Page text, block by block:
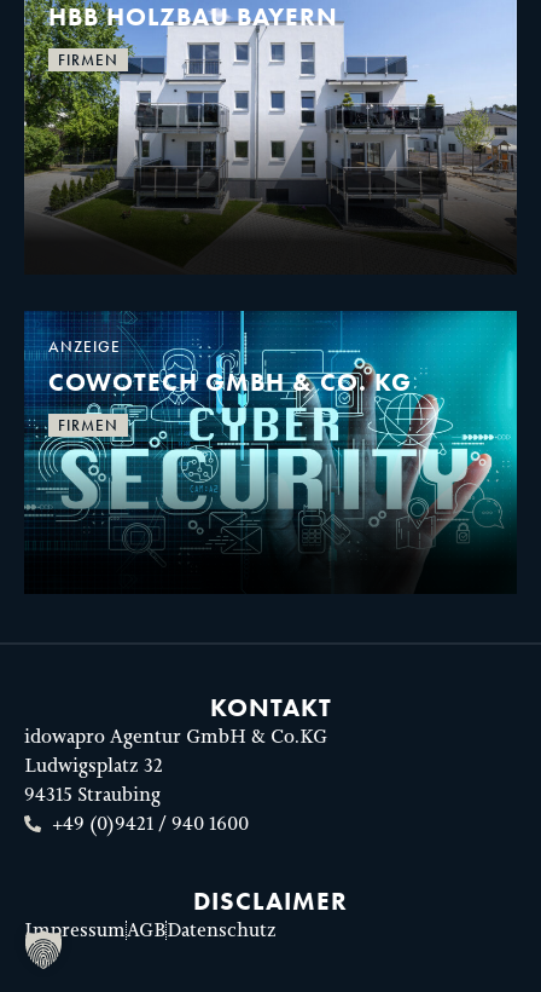
HBB HOLZBAU BAYERN
FIRMEN
ANZEIGE
COWOTECH GMBH & CO. KG
FIRMEN
KONTAKT
idowapro Agentur GmbH & Co.KG
Ludwigsplatz 32
94315 Straubing
+49 (0)9421 / 940 1600
DISCLAIMER
ImpressumAGBDatenschutz